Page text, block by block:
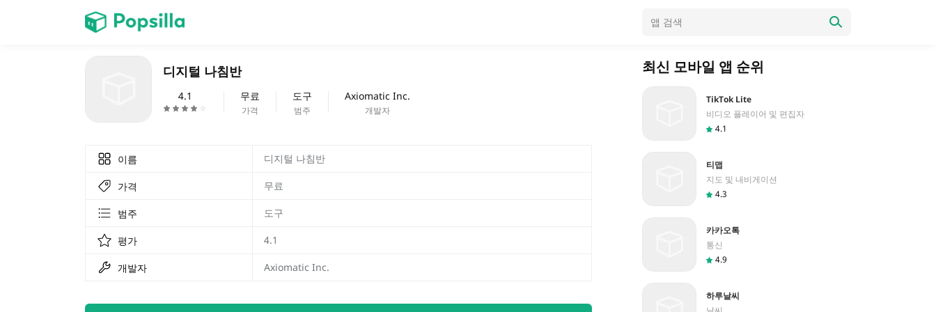
디지털 나침반
4.1 무료
가격
도구
범주
Axiomatic Inc.
개발자
이름 디지털 나침반
가격 무료
범주 도구
평가 4.1
개발자 Axiomatic Inc.
최신 모바일 앱 순위
TikTok Lite
비디오 플레이어 및 편집자
4.1
티맵
지도 및 내비게이션
4.3
카카오톡
통신
4.9
하루날씨